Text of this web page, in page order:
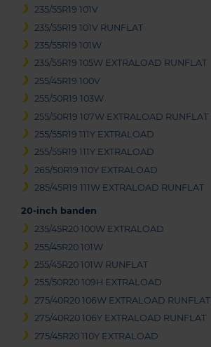
235/55R19 101V
235/55R19 101V RUNFLAT
235/55R19 101W
235/55R19 105W EXTRALOAD RUNFLAT
255/45R19 100V
255/50R19 103W
255/50R19 107W EXTRALOAD RUNFLAT
255/55R19 111Y EXTRALOAD
255/55R19 111Y EXTRALOAD
265/50R19 110Y EXTRALOAD
285/45R19 111W EXTRALOAD RUNFLAT
20-inch banden
235/45R20 100W EXTRALOAD
255/45R20 101W
255/45R20 101W RUNFLAT
255/50R20 109H EXTRALOAD
275/40R20 106W EXTRALOAD RUNFLAT
275/40R20 106Y EXTRALOAD RUNFLAT
275/45R20 110Y EXTRALOAD